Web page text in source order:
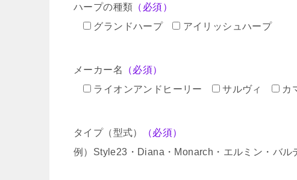
ハープの種類 （必須）
グランドハープ
アイリッシュハープ
メーカー名
（必須）
ライオンアンドヒーリー
サルヴィ カ
タイプ（型式）
（必須）
例）Style23・Diana・Monarch・エルミン・バル